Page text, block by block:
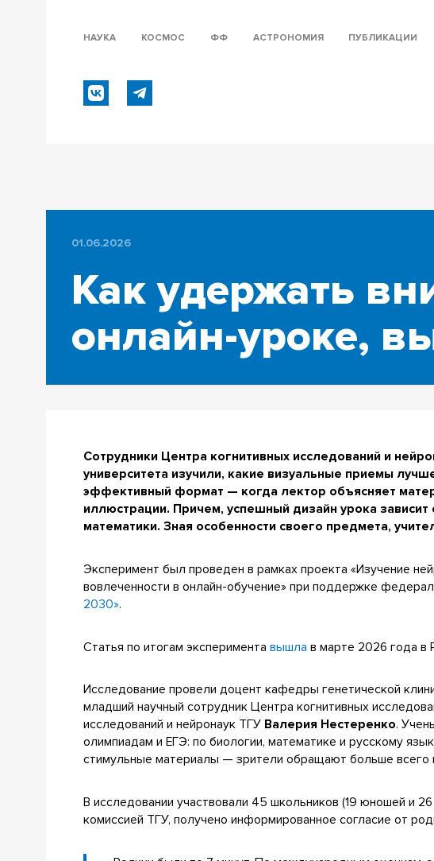
НАУКА КОСМОС ФФ АСТРОНОМИЯ ПУБЛИКАЦИИ
01.06.2026
Как удержать
онлайн-уроке,
Сотрудники Центра когнитивных исследований и
университета изучили, какие визуальные приемы
эффективный формат — когда лектор объясняет
иллюстрации. Причем, успешный дизайн урока
математики. Зная особенности своего предмета,
Эксперимент был проведен в рамках проекта «Изучение
вовлеченности в онлайн-обучение» при поддержке
2030».
Статья по итогам экспериментавышла в марте 2026 года в
Исследование провели доцент кафедры генетической
младший научный сотрудник Центра когнитивных
исследований и нейронаук ТГУ Валерия Нестеренко.
олимпиадам и ЕГЭ: по биологии, математике и русскому
стимульные материалы — зрители обращают больше всего
В исследовании участвовали 45 школьников (19 юношей и
комиссией ТГУ, получено информированное согласие от